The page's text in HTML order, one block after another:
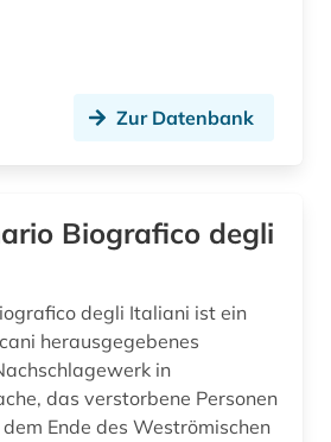
medienwissenschaft (6)
(1)
monetäre statistik (1)
Zur Datenbank
Biografico degli
degli Italiani ist ein
herausgegebenes
in
das verstorbene Personen
Ende des Weströmischen